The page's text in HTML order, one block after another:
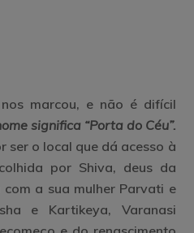
marcou, e não é difícil
significa “Porta do Céu”.
ser o local que dá acesso à
por Shiva, deus da
a sua mulher Parvati e
e Kartikeya, Varanasi